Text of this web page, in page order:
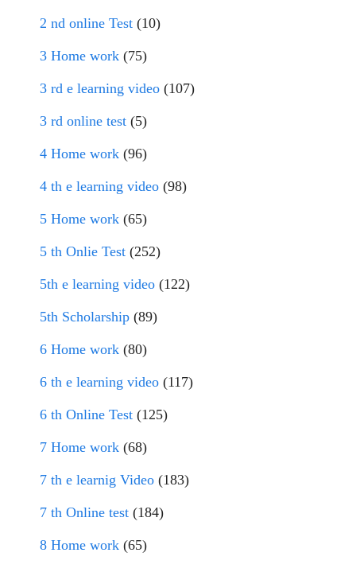
2 nd online Test (10)
3 Home work (75)
3 rd e learning video (107)
3 rd online test (5)
4 Home work (96)
4 th e learning video (98)
5 Home work (65)
5 th Onlie Test (252)
5th e learning video (122)
5th Scholarship (89)
6 Home work (80)
6 th e learning video (117)
6 th Online Test (125)
7 Home work (68)
7 th e learnig Video (183)
7 th Online test (184)
8 Home work (65)